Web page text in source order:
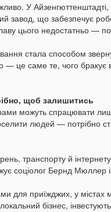
У
завод, що забезпечує
цього недостатньо —
стала способом
— це саме те, чого бракує
щоб залишитись
можуть спрацювати
людей — потрібно
транспорту й
соціолог Бернд Мюллер
для приїжджих, у містах
бізнес,